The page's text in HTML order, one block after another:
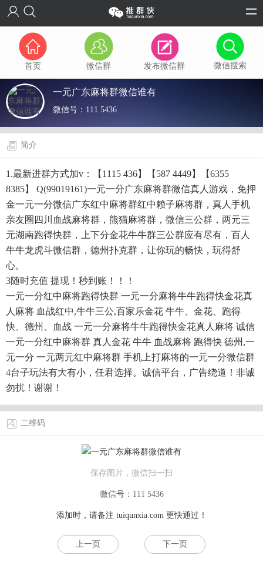
首页 微信群 发布微信群 微信搜索
一元广东麻将群微信谁有
微信号： 111 5436
简介
1.最新进群方式加v：【1115 436】【587 4449】【6355
8385】 Q(99019161)一元一分广东麻将群微信真人游戏，免押
金一元一分微信广东红中麻将群红中赖子麻将群，真人手机
亲友圈四川血战麻将群，熊猫麻将群，微信三公群，两元三
元湖南跑得快群，上下分金花牛牛群三公群应有尽有，百人
牛牛龙虎斗微信群，德州扑克群，让你玩的畅快，玩得舒
心。
3随时充值 提现！秒到账！！！
一元一分红中麻将跑得快群 一元一分麻将牛牛跑得快金花真
人麻将 血战红中,牛牛三公,百家乐金花 牛牛、金花、跑得
快、德州、血战 一元一分麻将牛牛跑得快金花真人麻将 诚信
一元一分红中麻将群 真人金花 牛牛 血战麻将 跑得快 德州,一
元一分 一元两元红中麻将群 手机上打麻将的一元一分微信群
4台子玩法有大有小，任君选择。诚信平台，广告绕道！非诚
勿扰！谢谢！
二维码
保存图片，微信扫一扫
微信号：111 5436
添加时，请备注 tuiqunxia.com更快通过！
上一页 下一页